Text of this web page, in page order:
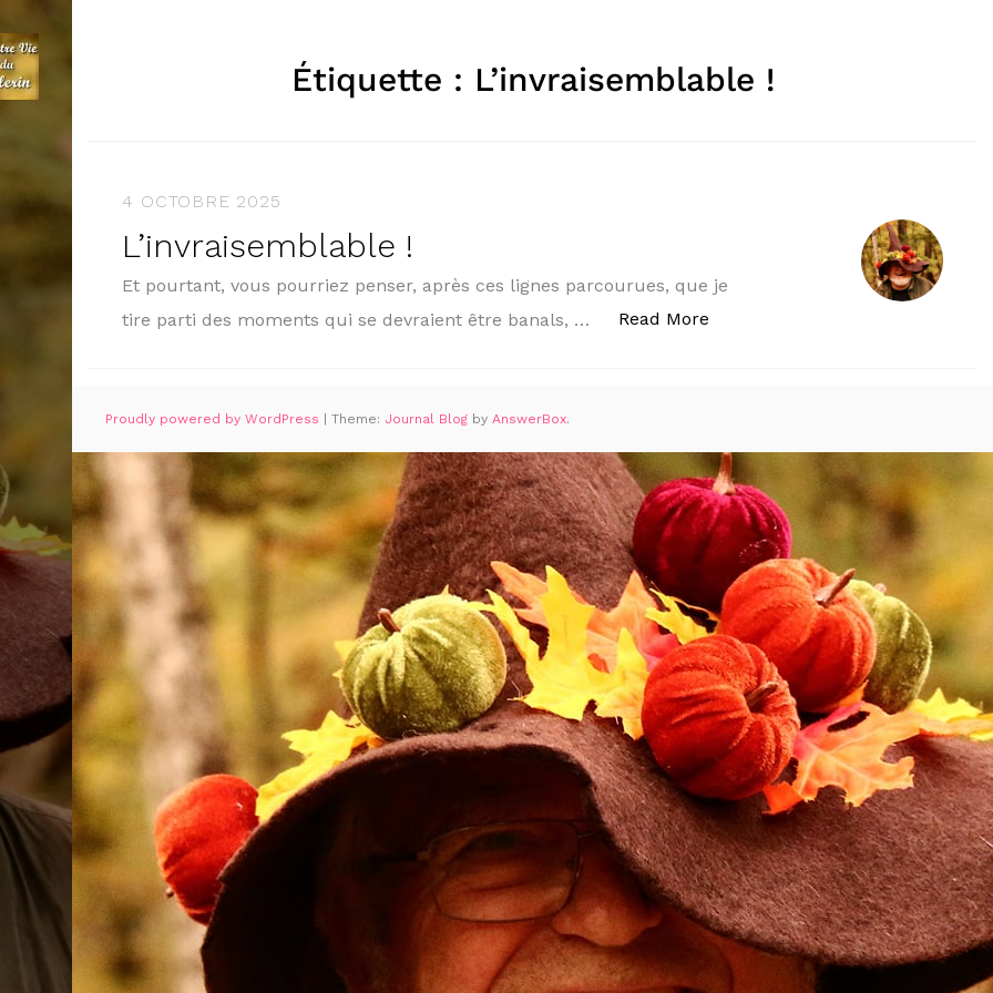
Étiquette : L’invraisemblable !
4 OCTOBRE 2025
L’invraisemblable !
Et pourtant, vous pourriez penser, après ces lignes parcourues, que je
tire parti des moments qui se devraient être banals, …
Read More
Proudly powered by WordPress |Theme: Journal Blog byAnswerBox.